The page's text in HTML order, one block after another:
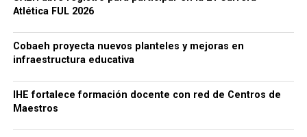
Atlética FUL 2026
Cobaeh proyecta nuevos planteles y mejoras en
infraestructura educativa
IHE fortalece formación docente con red de Centros de
Maestros